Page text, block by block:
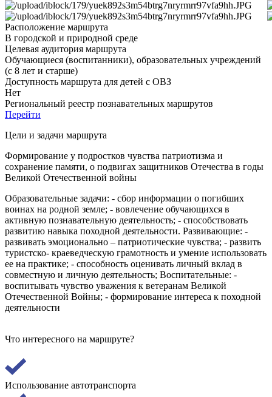
Расположение маршрута
В городской и природной среде
Целевая аудитория маршрута
Обучающиеся (воспитанники), образовательных учреждений
(с 8 лет и старше)
Доступность маршрута для детей с ОВЗ
Нет
Региональный реестр познавательных маршрутов
Перейти
Цели и задачи маршрута
Формирование у подростков чувства патриотизма и
сохранение памяти, о подвигах защитников Отечества в годы
Великой Отечественной войны
Образовательные задачи: - сбор информации о погибших
воинах на родной земле; - вовлечение обучающихся в
активную познавательную деятельность; - способствовать
развитию навыка походной деятельности. Развивающие: -
развивать эмоционально – патриотические чувства; - развить
туристско- краеведческую грамотность и умение использовать
ее на практике; - способность оценивать личный вклад в
совместную и личную деятельность; Воспитательные: -
воспитывать чувство уважения к ветеранам Великой
Отечественной Войны; - формирование интереса к походной
деятельности
Что интересного на маршруте?
Использование автотранспорта